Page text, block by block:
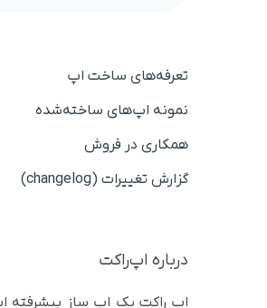
تعرفه‌های ساخت اپ
نمونه اپ‌های ساخته‌شده
همکاری در فروش
گزارش تغییرات (changelog)
درباره اپ‌راکت